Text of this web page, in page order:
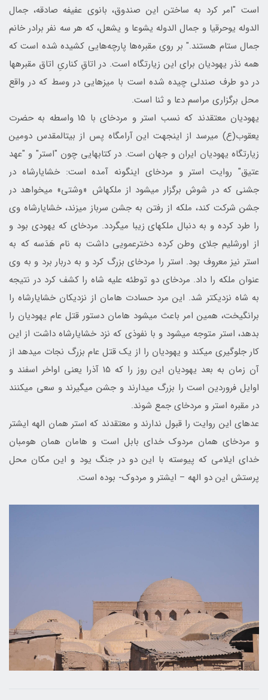
است "امر کرد به ساختن این صندوق، بانوی عفیفه صادقه، جمال
الدوله یوحرقیا و جمال الدوله یشوعا و یشعل، که هر سه نفر برادر خانم
جمال ستام هستند." بر روی مقبره‌ها پارچه‌هایی کشیده شده است که
همه نذر یهودیان برای این زیارتگاه است. در اتاقِ کناریِ اتاق مقبره‎ها
در دو طرف صندلی چیده شده است با میزهایی در وسط که در واقع
محل برگزاری مراسم دعا و ثنا است.
یهودیان معتقدند که نسب استر و مردخای با 15 واسطه به حضرت
یعقوب(ع) می‎رسد از این‏جهت این آرامگاه پس از بیت‎المقدس دومین
زیارتگاه یهودیان ایران و جهان است. در کتاب‎هایی چون "استر" و "عهد
عتیق" روایت استر و مردخای این‎گونه آمده است: خشایارشاه در
جشنی که در شوش برگزار می‎شود از ملکه‎اش «وشتی» می‎خواهد در
جشن شرکت کند، ملکه از رفتن به جشن سرباز می‏زند، خشایارشاه وی
را طرد کرده و به دنبال ملکه‎ای زیبا می‎گردد. مردخای که یهودی بود و
از اورشلیم جلای وطن کرده دخترعمویی داشت به نام هَدَسه که به
استر نیز معروف بود. استر را مردخای بزرگ کرد و به دربار برد و به وی
عنوان ملکه را داد. مردخای دو توطئه علیه شاه را کشف کرد در نتیجه
به شاه نزدیک‎تر شد. این مرد حسادت هامان از نزدیکان خشایارشاه را
برانگیخت، همین امر باعث می‎شود هامان دستور قتل عام یهودیان را
بدهد، استر متوجه می‎شود و با نفوذی که نزد خشایارشاه داشت از این
کار جلوگیری می‎کند و یهودیان را از یک قتل عام بزرگ نجات می‎دهد از
آن زمان به بعد یهودیان این روز را که 15 آذرا یعنی اواخر اسفند و
اوایل فروردین است را بزرگ می‎دارند و جشن می‎گیرند و سعی می‎کنند
در مقبره استر و مردخای جمع شوند.
عده‏ای این روایت را قبول ندارند و معتقدند که استر همان الهه ایشتر
و مردخای همان مردوک خدای بابل است و هامان همان هومبان
خدای ایلامی که پیوسته با این دو در جنگ یود و این مکان محل
پرستش این دو الهه – ایشتر و مردوک- بوده است.